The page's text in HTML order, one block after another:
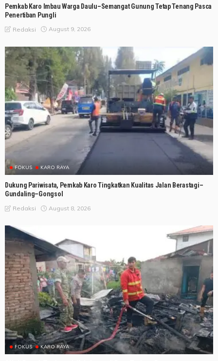
Pemkab Karo Imbau Warga Daulu–Semangat Gunung Tetap Tenang Pasca
Penertiban Pungli
Redaksi August 9, 2026
FOKUS KARO RAYA
Dukung Pariwisata, Pemkab Karo Tingkatkan Kualitas Jalan Berastagi–
Gundaling–Gongsol
Redaksi August 8, 2026
FOKUS KARO RAYA